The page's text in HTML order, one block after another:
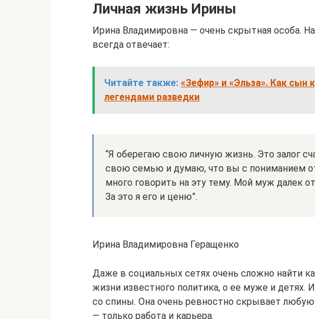
Личная жизнь Ирины
Ирина Владимировна — очень скрытная особа.
всегда отвечает:
Читайте также: «Зефир» и «Эльза». Как сын
легендами разведки
“Я оберегаю свою личную жизнь. Это залог
свою семью и думаю, что вы с пониманием
много говорить на эту тему. Мой муж далек
За это я его и ценю”.
Ирина Владимировна Геращенко
Даже в социальных сетях очень сложно найти
жизни известного политика, о ее муже и детях.
со спины. Она очень ревностно скрывает
— только работа и карьера.